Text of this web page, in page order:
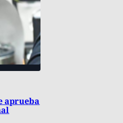
aprueba